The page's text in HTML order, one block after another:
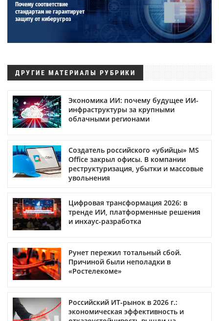
Почему соответствие
стандартам не гарантирует
защиту от киберугроз
ДРУГИЕ МАТЕРИАЛЫ РУБРИКИ
Экономика ИИ: почему будущее ИИ-
инфраструктуры за крупными
облачными регионами
Создатель российского «убийцы» MS
Office закрыл офисы. В компании
реструктуризация, убытки и массовые
увольнения
Цифровая трансформация 2026: в
тренде ИИ, платформенные решения
и инхаус-разработка
Рунет пережил тотальный сбой.
Причиной были неполадки в
«Ростелекоме»
Российский ИТ-рынок в 2026 г.:
экономическая эффективность и